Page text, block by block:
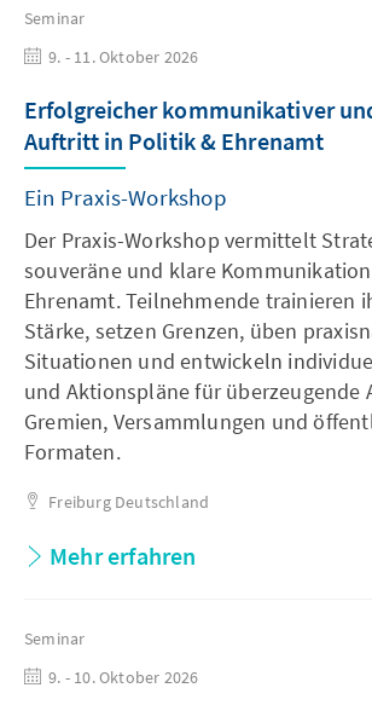
Seminar
9. - 11. Oktober 2026
Erfolgreicher kommunikativer
Auftritt in Politik & Ehrenamt
Ein Praxis-Workshop
Der Praxis-Workshop vermittelt
souveräne und klare
Ehrenamt. Teilnehmende trainieren
Stärke, setzen Grenzen, üben
Situationen und entwickeln
und Aktionspläne für überzeugende
Gremien, Versammlungen und
Formaten.
Freiburg Deutschland
Mehr erfahren
Seminar
9. - 10. Oktober 2026